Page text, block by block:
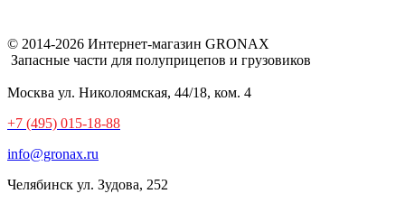
© 2014-2026 Интернет-магазин GRONAX
Запасные части для полуприцепов и грузовиков
Москва ул. Николоямская, 44/18, ком. 4
+7 (495) 015-18-88
info@gronax.ru
Челябинск ул. Зудова, 252